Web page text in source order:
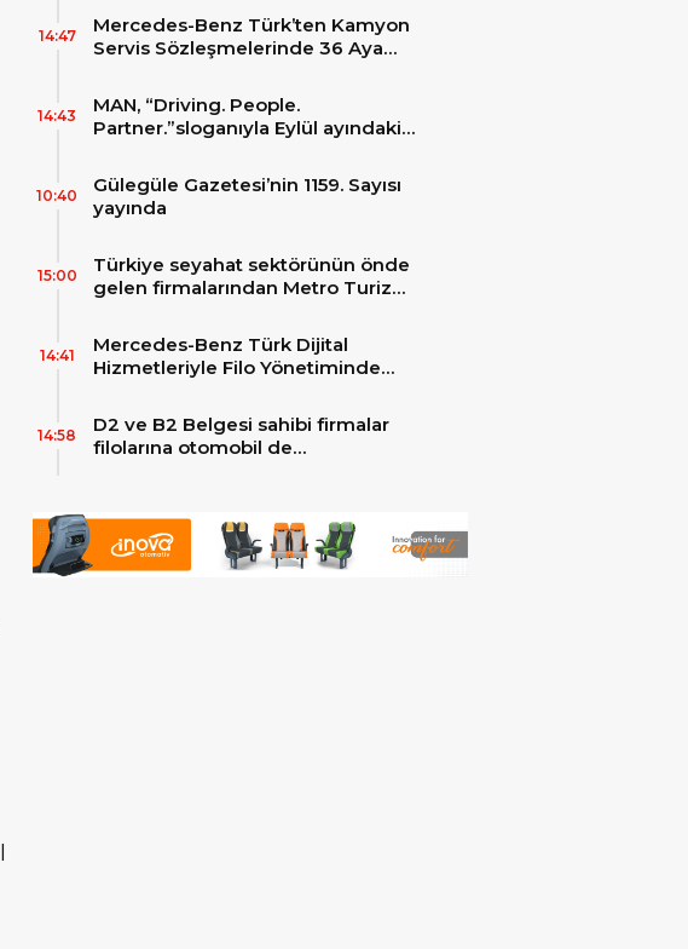
bekleniyor.
Mercedes-Benz Türk’ten Kamyon
Servis Sözleşmelerinde 36 Aya
14:47
MAN, “Driving. People.
Partner.”sloganıyla Eylül ayındaki
14:43
Gülegüle Gazetesi’nin 1159. Sayısı
yayında
10:40
Türkiye seyahat sektörünün önde
gelen firmalarından Metro Turizm
zirvesindeki 2 adet yepyeni MAN
Skyliner ile güçlendirdi!
15:00
Mercedes-Benz Türk Dijital
Hizmetleriyle Filo Yönetiminde
14:41
D2 ve B2 Belgesi sahibi firmalar
filolarına otomobil de
14:58